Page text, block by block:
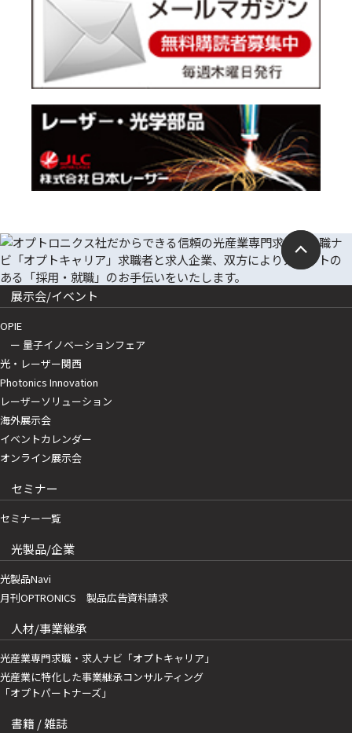
展示会/イベント
OPIE
ー 量子イノベーションフェア
光・レーザー関西
Photonics Innovation
レーザーソリューション
海外展示会
イベントカレンダー
オンライン展示会
セミナー
セミナー一覧
光製品/企業
光製品Navi
月刊OPTRONICS 製品広告資料請求
人材/事業継承
光産業専門求職・求人ナビ「オプトキャリア」
光産業に特化した事業継承コンサルティング
「オプトパートナーズ」
書籍 / 雑誌